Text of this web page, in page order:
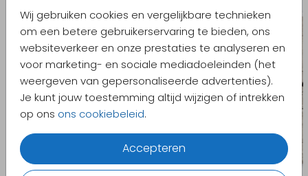
Wij gebruiken cookies en vergelijkbare technieken
om een betere gebruikerservaring te bieden, ons
websiteverkeer en onze prestaties te analyseren en
voor marketing- en sociale mediadoeleinden (het
weergeven van gepersonaliseerde advertenties).
Je kunt jouw toestemming altijd wijzigen of intrekken
op ons ons cookiebeleid.
Accepteren